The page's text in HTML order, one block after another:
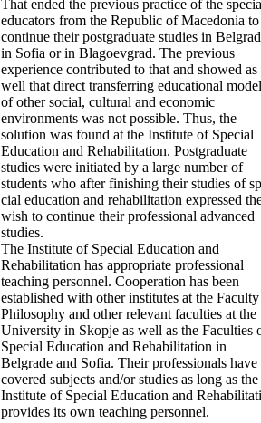
That ended the previous practice of the
educators from the Republic of Macedonia to
con­tinue their postgraduate studies in
in Sofia or in Blagoevgrad. The previous
experience contributed to that and showed as
well that direct transferring educational
of other social, cultural and economic
environments was not pos­sible. Thus, the
solution was found at the Institute of Special
Education and Rehabilitation. Post­graduate
studies wеre initiated by a large number of
students who after finishing their studies of
cial education and rehabilitation expressed
wish to continue their professional advanced
stud­ies.
The Institute of Special Education and
Rehabilita­tion has appropriate professional
teaching person­nel. Cooperation has been
established with other institutes at the
Philosophy and other relevant faculties at the
University in Skopje as well as the Faculties
Special Education and Re­habilitation in
Belgrade and Sofia. Their profes­sionals have
covered subjects and/or studies as long as the
Institute of Special Education and
provides its own teaching personnel.